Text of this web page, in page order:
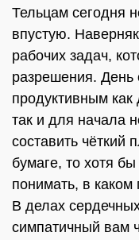
Тельцам сегодня
впустую.
рабочих задач,
разрешения. День
продуктивным
так и для начала
составить чёткий
бумаге, то хотя
понимать, в каком
В делах
симпатичный вам